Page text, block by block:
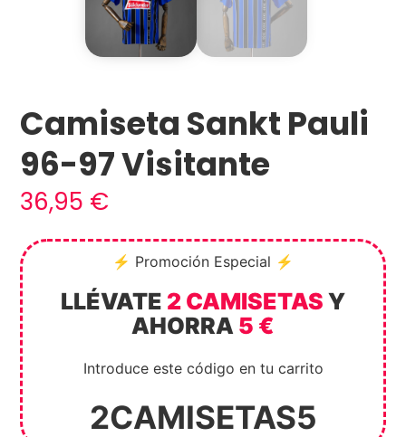
Camiseta Sankt Pauli
96-97 Visitante
36,95 €
⚡ Promoción Especial ⚡
LLÉVATE 2 CAMISETAS Y
AHORRA 5 €
Introduce este código en tu carrito
2CAMISETAS5